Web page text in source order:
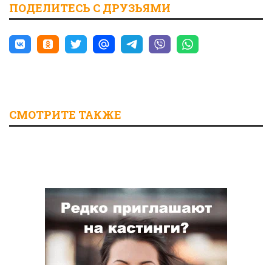
ПОДЕЛИТЕСЬ С ДРУЗЬЯМИ
СМОТРИТЕ ТАКЖЕ